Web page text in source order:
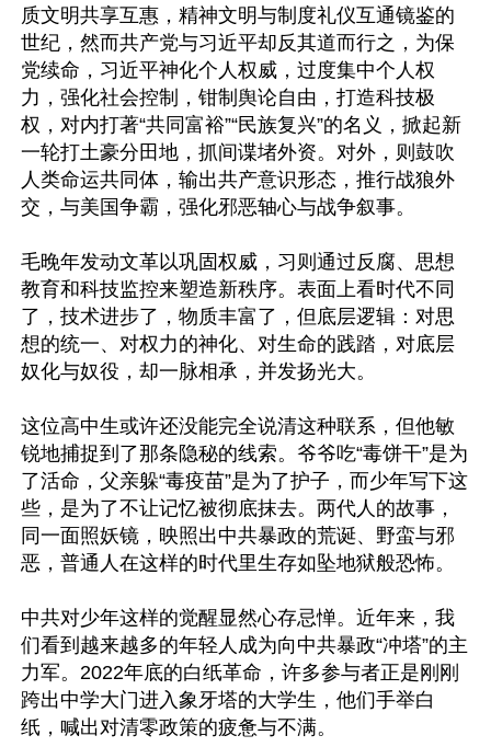
质文明共享互惠，精神文明与制度礼仪互通镜鉴的
世纪，然而共产党与习近平却反其道而行之，为保
党续命，习近平神化个人权威，过度集中个人权
力，强化社会控制，钳制舆论自由，打造科技极
权，对内打著“共同富裕”“民族复兴”的名义，掀起新
一轮打土豪分田地，抓间谍堵外资。对外，则鼓吹
人类命运共同体，输出共产意识形态，推行战狼外
交，与美国争霸，强化邪恶轴心与战争叙事。
毛晚年发动文革以巩固权威，习则通过反腐、思想
教育和科技监控来塑造新秩序。表面上看时代不同
了，技术进步了，物质丰富了，但底层逻辑：对思
想的统一、对权力的神化、对生命的践踏，对底层
奴化与奴役，却一脉相承，并发扬光大。
这位高中生或许还没能完全说清这种联系，但他敏
锐地捕捉到了那条隐秘的线索。爷爷吃“毒饼干”是为
了活命，父亲躲“毒疫苗”是为了护子，而少年写下这
些，是为了不让记忆被彻底抹去。两代人的故事，
同一面照妖镜，映照出中共暴政的荒诞、野蛮与邪
恶，普通人在这样的时代里生存如坠地狱般恐怖。
中共对少年这样的觉醒显然心存忌惮。近年来，我
们看到越来越多的年轻人成为向中共暴政“冲塔”的主
力军。2022年底的白纸革命，许多参与者正是刚刚
跨出中学大门进入象牙塔的大学生，他们手举白
纸，喊出对清零政策的疲惫与不满。